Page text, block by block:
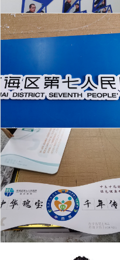
门头广告招牌标识设计制作
喷绘拼接该怎么拼接较好